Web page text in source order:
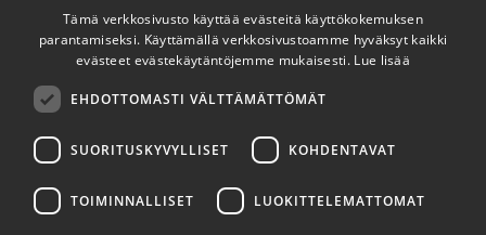
Saavutettavuusseloste
Tietosuojaseloste
Eettiset periaatteet (pdf)
Lahjoita
Osallistu
Liity kannatusjäseneksi
Ilmoita väärinkäytösepäilystä
FINNISH
Tämä verkkosivusto käyttää evästeitä käyttökokemuksen
parantamiseksi. Käyttämällä verkkosivustoamme hyväksyt kaikki
evästeet evästekäytäntöjemme mukaisesti. Lue lisää
EHDOTTOMASTI VÄLTTÄMÄTTÖMÄT
SUORITUSKYVYLLISET KOHDENTAVAT
TOIMINNALLISET LUOKITTELEMATTOMAT